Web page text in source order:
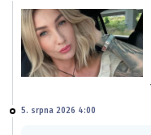
5. srpna 2026 4:00